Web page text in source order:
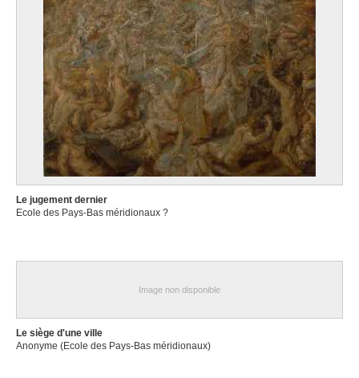
Le jugement dernier
Ecole des Pays-Bas méridionaux ?
Image non disponible
Le siège d'une ville
Anonyme (Ecole des Pays-Bas méridionaux)